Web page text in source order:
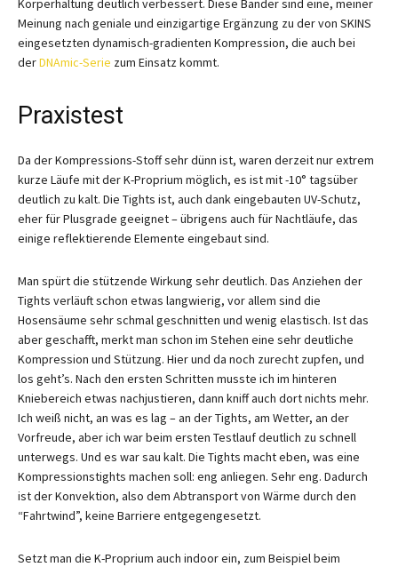
Körperhaltung deutlich verbessert. Diese Bänder sind eine, meiner
Meinung nach geniale und einzigartige Ergänzung zu der von SKINS
eingesetzten dynamisch-gradienten Kompression, die auch bei
derDNAmic-Serie zum Einsatz kommt.
Praxistest
Da der Kompressions-Stoff sehr dünn ist, waren derzeit nur extrem
kurze Läufe mit der K-Proprium möglich, es ist mit -10° tagsüber
deutlich zu kalt. Die Tights ist, auch dank eingebauten UV-Schutz,
eher für Plusgrade geeignet – übrigens auch für Nachtläufe, das
einige reflektierende Elemente eingebaut sind.
Man spürt die stützende Wirkung sehr deutlich. Das Anziehen der
Tights verläuft schon etwas langwierig, vor allem sind die
Hosensäume sehr schmal geschnitten und wenig elastisch. Ist das
aber geschafft, merkt man schon im Stehen eine sehr deutliche
Kompression und Stützung. Hier und da noch zurecht zupfen, und
los geht’s. Nach den ersten Schritten musste ich im hinteren
Kniebereich etwas nachjustieren, dann kniff auch dort nichts mehr.
Ich weiß nicht, an was es lag – an der Tights, am Wetter, an der
Vorfreude, aber ich war beim ersten Testlauf deutlich zu schnell
unterwegs. Und es war sau kalt. Die Tights macht eben, was eine
Kompressionstights machen soll: eng anliegen. Sehr eng. Dadurch
ist der Konvektion, also dem Abtransport von Wärme durch den
“Fahrtwind”, keine Barriere entgegengesetzt.
Setzt man die K-Proprium auch indoor ein, zum Beispiel beim